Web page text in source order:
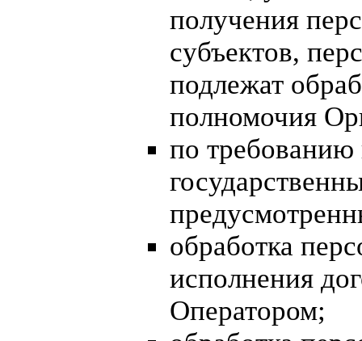
получения
субъектов,
подлежат
полномочия
по
обработка
исполнения
Оператором;